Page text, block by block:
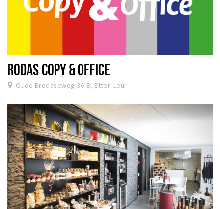
RODAS COPY & OFFICE
Oude Bredaseweg 36-B, Etten-Leur